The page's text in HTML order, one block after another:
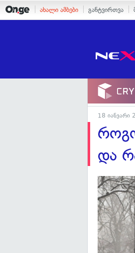
ახალი ამბები განტვირთვა
18 იანვარი
და